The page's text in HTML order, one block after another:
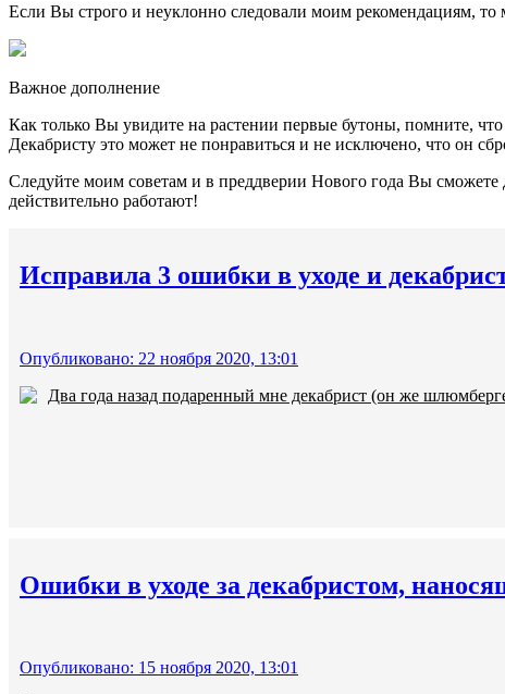
Если Вы строго и неуклонно следовали моим рекомендациям,
Важное дополнение
Как только Вы увидите на растении первые бутоны, помните,
Декабристу это может не понравиться и не исключено, что он
Следуйте моим советам и в преддверии Нового года Вы
действительно работают!
Исправила 3 ошибки в уходе и
Опубликовано: 22 ноября 2020, 13:01
Два года назад подаренный мне декабрист (он же
Ошибки в уходе за декабристом,
Опубликовано: 15 ноября 2020, 13:01